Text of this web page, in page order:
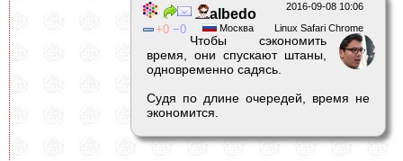
2016-09-08 10:06
Linux Safari Chrome
Москва
0 0
albedо
Чтобы сэкономить
время, они спускают штаны,
одновременно садясь.
Судя по длине очередей, время не
экономится.